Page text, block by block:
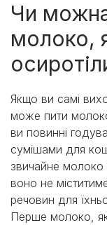
Чи
молоко,
Якщо ви самі
може пити
ви повинні
сумішами для
звичайне молоко
воно не
речовин для
Перше молоко,